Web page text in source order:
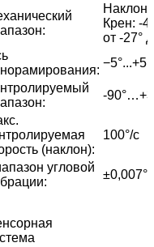
:
Крен: -
от -27°
:
−5°...+5°
:
-
(наклон):
100°/с
угловой
:
±0,007°